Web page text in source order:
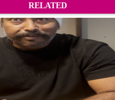
RELATED